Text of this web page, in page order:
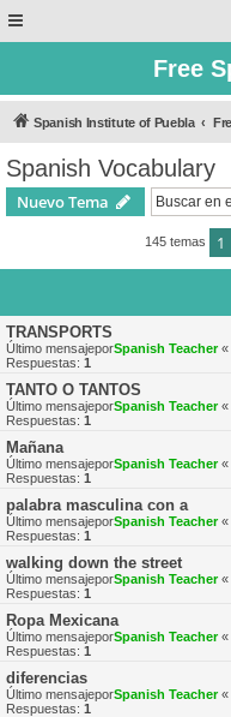
Free
Spanish Institute of Puebla
Spanish Vocabulary
Nuevo Tema
145 temas 1
TRANSPORTS
Último mensajeporSpanish Teacher«
Respuestas: 1
TANTO O TANTOS
Último mensajeporSpanish Teacher«
Respuestas: 1
Mañana
Último mensajeporSpanish Teacher«
Respuestas: 1
palabra masculina con a
Último mensajeporSpanish Teacher«
Respuestas: 1
walking down the street
Último mensajeporSpanish Teacher«
Respuestas: 1
Ropa Mexicana
Último mensajeporSpanish Teacher«
Respuestas: 1
diferencias
Último mensajeporSpanish Teacher«
Respuestas: 1